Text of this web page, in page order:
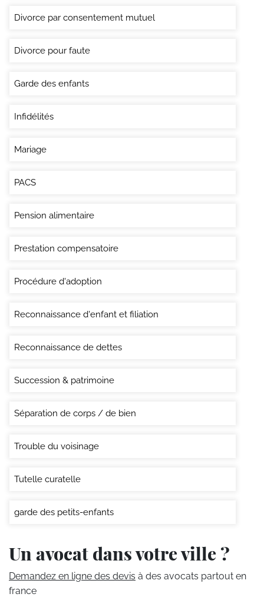
Divorce par consentement mutuel
Divorce pour faute
Garde des enfants
Infidélités
Mariage
PACS
Pension alimentaire
Prestation compensatoire
Procédure d'adoption
Reconnaissance d'enfant et filiation
Reconnaissance de dettes
Succession & patrimoine
Séparation de corps / de bien
Trouble du voisinage
Tutelle curatelle
garde des petits-enfants
Un avocat dans votre ville ?
Demandez en ligne des devis à des avocats partout en
france